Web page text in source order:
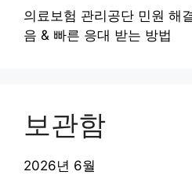
의료보험 관리공단 민원 해
음 & 빠른 응대 받는 방법
보관함
2026년 6월